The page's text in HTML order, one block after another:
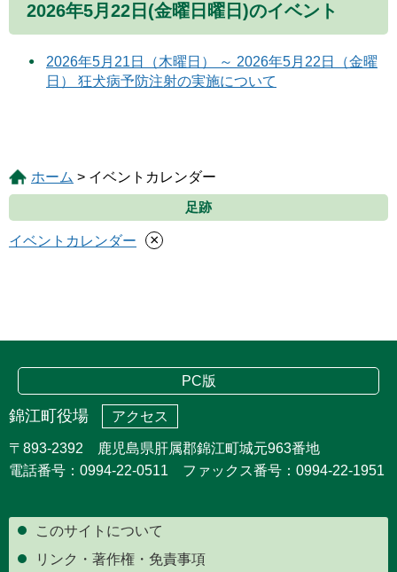
2026年5月22日(金曜日曜日)のイベント
2026年5月21日（木曜日） ～ 2026年5月22日（金曜
日） 狂犬病予防注射の実施について
ホーム > イベントカレンダー
足跡
イベントカレンダー ×
PC版
錦江町役場 アクセス
〒893-2392 鹿児島県肝属郡錦江町城元963番地
電話番号：0994-22-0511 ファックス番号：0994-22-1951
このサイトについて
リンク・著作権・免責事項